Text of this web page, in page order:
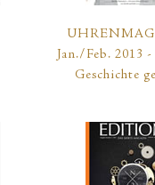
Jan./Feb. 2013
Geschichte